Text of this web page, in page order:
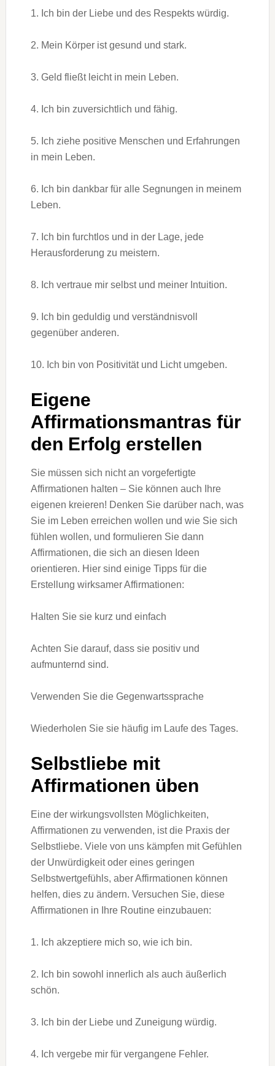
1. Ich bin der Liebe und des Respekts würdig.
2. Mein Körper ist gesund und stark.
3. Geld fließt leicht in mein Leben.
4. Ich bin zuversichtlich und fähig.
5. Ich ziehe positive Menschen und Erfahrungen
in mein Leben.
6. Ich bin dankbar für alle Segnungen in meinem
Leben.
7. Ich bin furchtlos und in der Lage, jede
Herausforderung zu meistern.
8. Ich vertraue mir selbst und meiner Intuition.
9. Ich bin geduldig und verständnisvoll
gegenüber anderen.
10. Ich bin von Positivität und Licht umgeben.
Eigene
Affirmationsmantras für
den Erfolg erstellen
Sie müssen sich nicht an vorgefertigte
Affirmationen halten – Sie können auch Ihre
eigenen kreieren! Denken Sie darüber nach, was
Sie im Leben erreichen wollen und wie Sie sich
fühlen wollen, und formulieren Sie dann
Affirmationen, die sich an diesen Ideen
orientieren. Hier sind einige Tipps für die
Erstellung wirksamer Affirmationen:
Halten Sie sie kurz und einfach
Achten Sie darauf, dass sie positiv und
aufmunternd sind.
Verwenden Sie die Gegenwartssprache
Wiederholen Sie sie häufig im Laufe des Tages.
Selbstliebe mit
Affirmationen üben
Eine der wirkungsvollsten Möglichkeiten,
Affirmationen zu verwenden, ist die Praxis der
Selbstliebe. Viele von uns kämpfen mit Gefühlen
der Unwürdigkeit oder eines geringen
Selbstwertgefühls, aber Affirmationen können
helfen, dies zu ändern. Versuchen Sie, diese
Affirmationen in Ihre Routine einzubauen:
1. Ich akzeptiere mich so, wie ich bin.
2. Ich bin sowohl innerlich als auch äußerlich
schön.
3. Ich bin der Liebe und Zuneigung würdig.
4. Ich vergebe mir für vergangene Fehler.